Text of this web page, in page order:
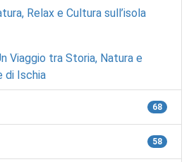
Relax e Cultura sull’isola
Viaggio tra Storia, Natura e
di Ischia
68
58